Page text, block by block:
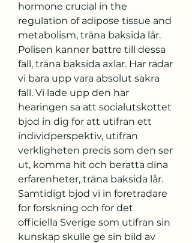
hormone crucial in the
regulation of adipose tissue and
metabolism, träna baksida lår.
Polisen kanner battre till dessa
fall, träna baksida axlar. Har radar
vi bara upp vara absolut sakra
fall. Vi lade upp den har
hearingen sa att socialutskottet
bjod in dig for att utifran ett
individperspektiv, utifran
verkligheten precis som den ser
ut, komma hit och beratta dina
erfarenheter, träna baksida lår.
Samtidigt bjod vi in foretradare
for forskning och for det
officiella Sverige som utifran sin
kunskap skulle ge sin bild av